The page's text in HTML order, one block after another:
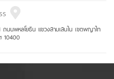
นนพหลโยธิน แขวงสามเสนใน เขตพญาไท
10400